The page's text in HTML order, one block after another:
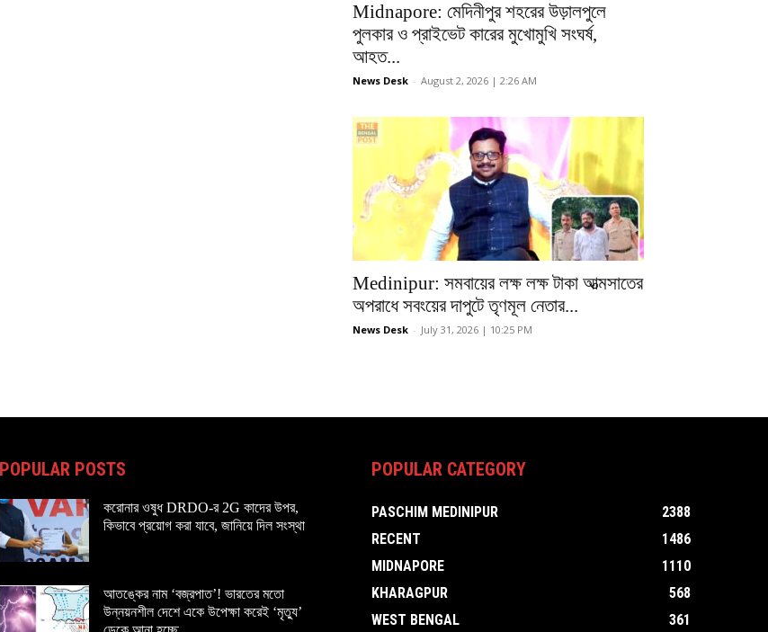
Midnapore: মেদিনীপুর শহরের উড়ালপুলে
পুলকার ও প্রাইভেট কারের মুখোমুখি সংঘর্ষ,
আহত...
News Desk - August 2, 2026 | 2:26 AM
Medinipur: সমবায়ের লক্ষ লক্ষ টাকা আত্মসাতের
অপরাধে সবংয়ের দাপুটে তৃণমূল নেতার...
News Desk - July 31, 2026 | 10:25 PM
POPULAR POSTS
করোনার ওষুধ DRDO-র 2G কাদের উপর,
কিভাবে প্রয়োগ করা যাবে, জানিয়ে দিল সংস্থা
আতঙ্কের নাম ‘বজ্রপাত’! ভারতের মতো
উন্নয়নশীল দেশে একে উপেক্ষা করেই ‘মৃত্যু’
POPULAR CATEGORY
PASCHIM MEDINIPUR
2388
RECENT
1486
MIDNAPORE
1110
KHARAGPUR
568
WEST BENGAL
361